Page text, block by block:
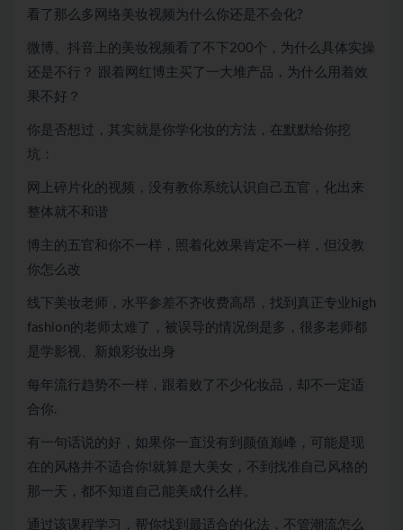
看了那么多网络美妆视频为什么你还是不会化?
微博、抖音上的美妆视频看了不下200个，为什么具体实操
还是不行？ 跟着网红博主买了一大堆产品，为什么用着效
果不好？
你是否想过，其实就是你学化妆的方法，在默默给你挖
坑：
网上碎片化的视频，没有教你系统认识自己五官，化出来
整体就不和谐
博主的五官和你不一样，照着化效果肯定不一样，但没教
你怎么改
线下美妆老师，水平参差不齐收费高昂，找到真正专业high
fashion的老师太难了，被误导的情况倒是多，很多老师都
是学影视、新娘彩妆出身
每年流行趋势不一样，跟着败了不少化妆品，却不一定适
合你.
有一句话说的好，如果你一直没有到颜值巅峰，可能是现
在的风格并不适合你!就算是大美女，不到找准自己风格的
那一天，都不知道自己能美成什么样。
通过该课程学习，帮你找到最适合的化法，不管潮流怎么